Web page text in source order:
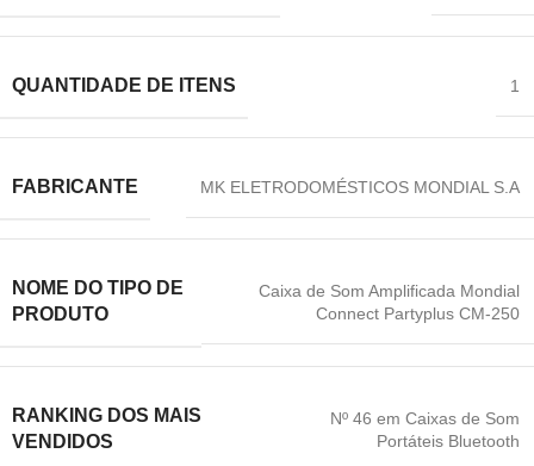
QUANTIDADE DE ITENS 1
FABRICANTE ‎MK ELETRODOMÉSTICOS MONDIAL S.A
NOME DO TIPO DE
PRODUTO
Caixa de Som Amplificada Mondial
Connect Partyplus CM-250
RANKING DOS MAIS
VENDIDOS
Nº 46 em Caixas de Som
Portáteis Bluetooth